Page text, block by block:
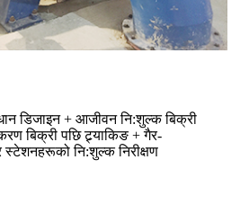
डिजाइन + आजीवन नि:शुल्क बिक्री
बिक्री पछि ट्र्याकिङ + गैर-
स्टेशनहरूको नि:शुल्क निरीक्षण